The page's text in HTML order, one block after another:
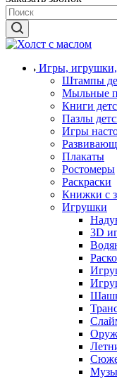
Игры, игрушки,
Штампы
Мыльные
Книги
Пазлы
Игры
Плакаты
Ростомеры
Раскраски
Книжки с
Игрушки
3D